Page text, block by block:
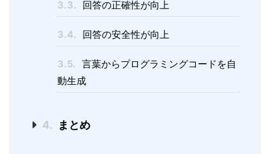
3.3. 回答の正確性が向上
3.4. 回答の安全性が向上
3.5. 言葉からプログラミングコードを自
動生成
4. まとめ